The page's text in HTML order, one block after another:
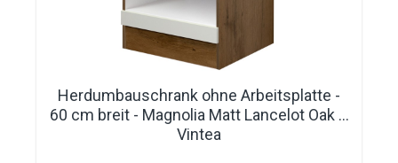
Herdumbauschrank ohne Arbeitsplatte -
60 cm breit - Magnolia Matt Lancelot Oak –
Vintea